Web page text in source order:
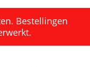
Bestellingen